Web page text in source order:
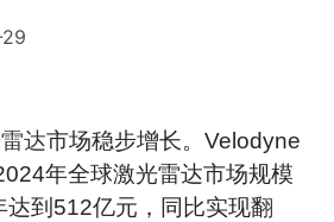
达市场稳步增长。Velodyne
年全球激光雷达市场规模
到512亿元，同比实现翻